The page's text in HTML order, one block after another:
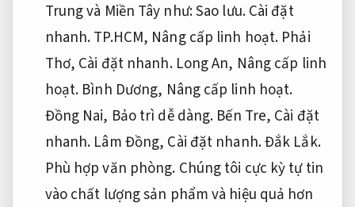
Trung và Miền Tây như:Sao lưu.Cài đặt
nhanh.TP.HCM, Nâng cấp linh hoạt. Phải
Thơ, Cài đặt nhanh.Long An, Nâng cấp linh
hoạt. Bình Dương, Nâng cấp linh hoạt.
Đồng Nai, Bảo trì dễ dàng. Bến Tre, Cài đặt
nhanh. Lâm Đồng, Cài đặt nhanh.Đắk Lắk.
Phù hợp văn phòng. Chúng tôi cực kỳ tự tin
vào chất lượng sản phẩm và hiệu quả hơn